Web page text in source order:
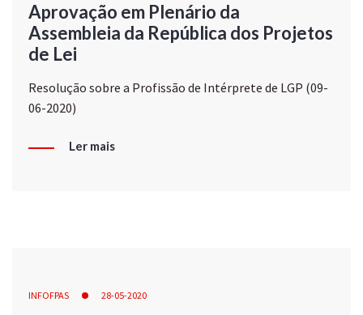
Aprovação em Plenário da
Assembleia da República dos Projetos
de Lei
Resolução sobre a Profissão de Intérprete de LGP (09-
06-2020)
Ler mais
INFOFPAS 28-05-2020